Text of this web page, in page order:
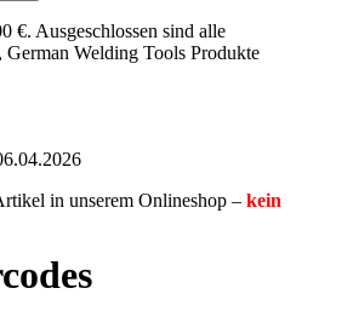
€. Ausgeschlossen sind alle
Welding Tools Produkte
in unserem Onlineshop – kein